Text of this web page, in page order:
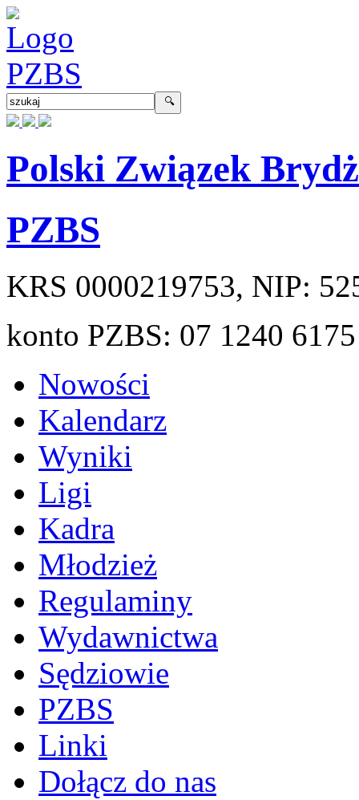
Polski Związek
PZBS
KRS 0000219753, NIP:
konto PZBS: 07 1240
Nowości
Kalendarz
Wyniki
Ligi
Kadra
Młodzież
Regulaminy
Wydawnictwa
Sędziowie
PZBS
Linki
Dołącz do nas